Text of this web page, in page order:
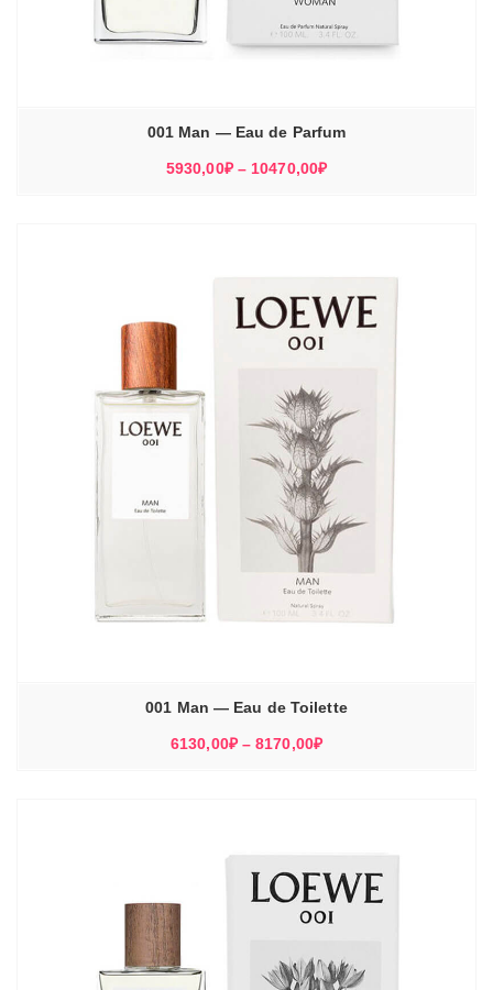
001 Man — Eau de Parfum
5930,00₽ – 10470,00₽Диапазон
001 Man — Eau de Toilette
6130,00₽ – 8170,00₽Диапазон